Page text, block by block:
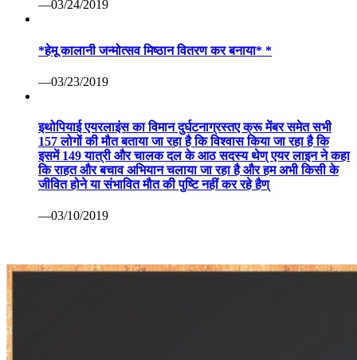
—03/24/2019
*हेमू कालानी जन्मोत्सव मिष्ठान वितरण कर बनाया* *
—03/23/2019
इथोपियाई एयरलाइंस का विमान दुर्घटनाग्रस्तए क्रू मेंबर समेत सभी
157 लोगों की मौत बताया जा रहा है कि विश्वास किया जा रहा है कि
इसमें 149 यात्री और चालक दल के आठ सदस्य थेण् एयर लाइन ने कहा
कि राहत और बचाव अभियान चलाया जा रहा है और हम अभी किसी के
जीवित होने या संभावित मौत की पुष्टि नहीं कर रहे हैण्
—03/10/2019